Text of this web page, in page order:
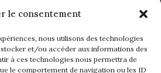
le consentement
nous utilisons des technologies
et/ou accéder aux informations des
à ces technologies nous permettra de
le comportement de navigation ou les ID
CŒUR CŒUR DE PIQUE
DISCO FEUILLES
FRUIT